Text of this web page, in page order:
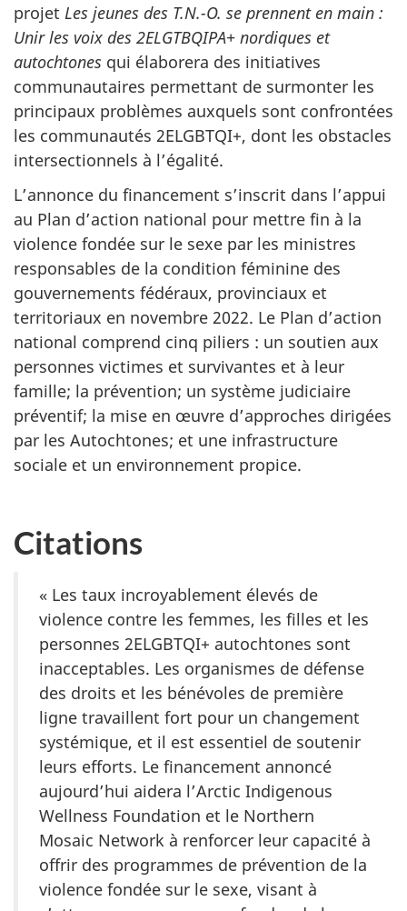
projet Les jeunes des T.N.-O. se prennent en main :
Unir les voix des 2ELGTBQIPA+ nordiques et
autochtones qui élaborera des initiatives
communautaires permettant de surmonter les
principaux problèmes auxquels sont confrontées
les communautés 2ELGBTQI+, dont les obstacles
intersectionnels à l’égalité.
L’annonce du financement s’inscrit dans l’appui
au Plan d’action national pour mettre fin à la
violence fondée sur le sexe par les ministres
responsables de la condition féminine des
gouvernements fédéraux, provinciaux et
territoriaux en novembre 2022. Le Plan d’action
national comprend cinq piliers : un soutien aux
personnes victimes et survivantes et à leur
famille; la prévention; un système judiciaire
préventif; la mise en œuvre d’approches dirigées
par les Autochtones; et une infrastructure
sociale et un environnement propice.
Citations
« Les taux incroyablement élevés de
violence contre les femmes, les filles et les
personnes 2ELGBTQI+ autochtones sont
inacceptables. Les organismes de défense
des droits et les bénévoles de première
ligne travaillent fort pour un changement
systémique, et il est essentiel de soutenir
leurs efforts. Le financement annoncé
aujourd’hui aidera l’Arctic Indigenous
Wellness Foundation et le Northern
Mosaic Network à renforcer leur capacité à
offrir des programmes de prévention de la
violence fondée sur le sexe, visant à